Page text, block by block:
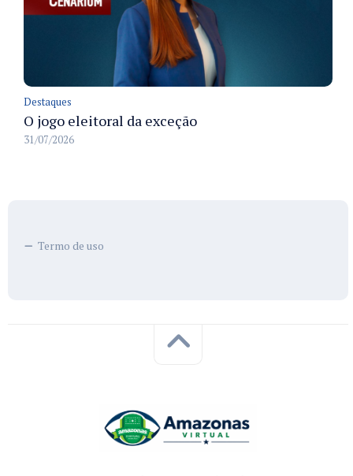
Destaques
O jogo eleitoral da exceção
31/07/2026
Termo de uso